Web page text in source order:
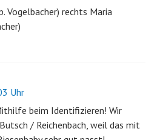
Vogelbacher) rechts Maria
Uhr
beim Identifizieren! Wir
/ Reichenbach, weil das mit